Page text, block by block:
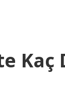
Kaç